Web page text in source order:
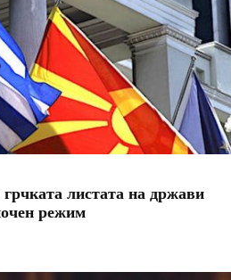
листата на држави
режим